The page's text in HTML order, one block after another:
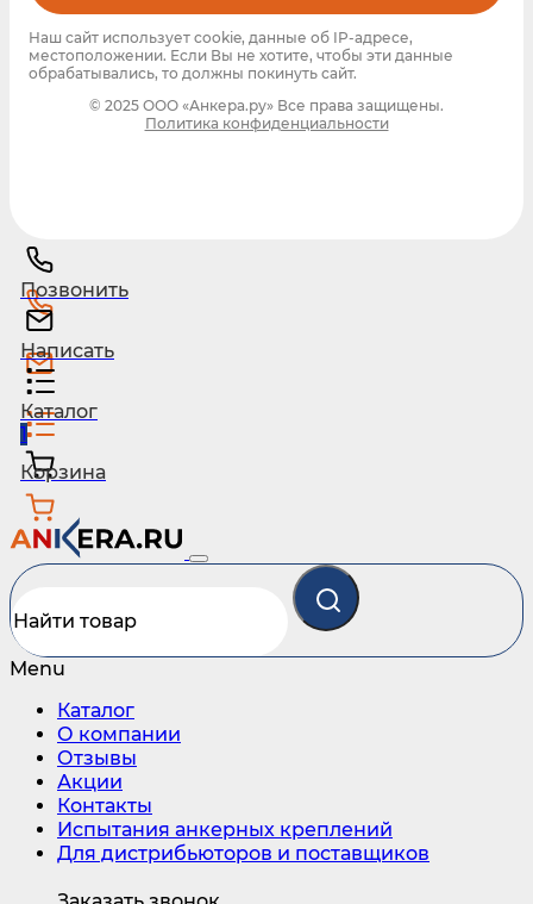
Наш сайт использует cookie, данные об IP-адресе,
местоположении. Если Вы не хотите, чтобы эти данные
обрабатывались, то должны покинуть сайт.
© 2025 ООО «Анкера.ру» Все права защищены.
Политика конфиденциальности
Позвонить
Написать
Каталог
1
Корзина
Menu
Каталог
О компании
Отзывы
Акции
Контакты
Испытания анкерных креплений
Для дистрибьюторов и поставщиков